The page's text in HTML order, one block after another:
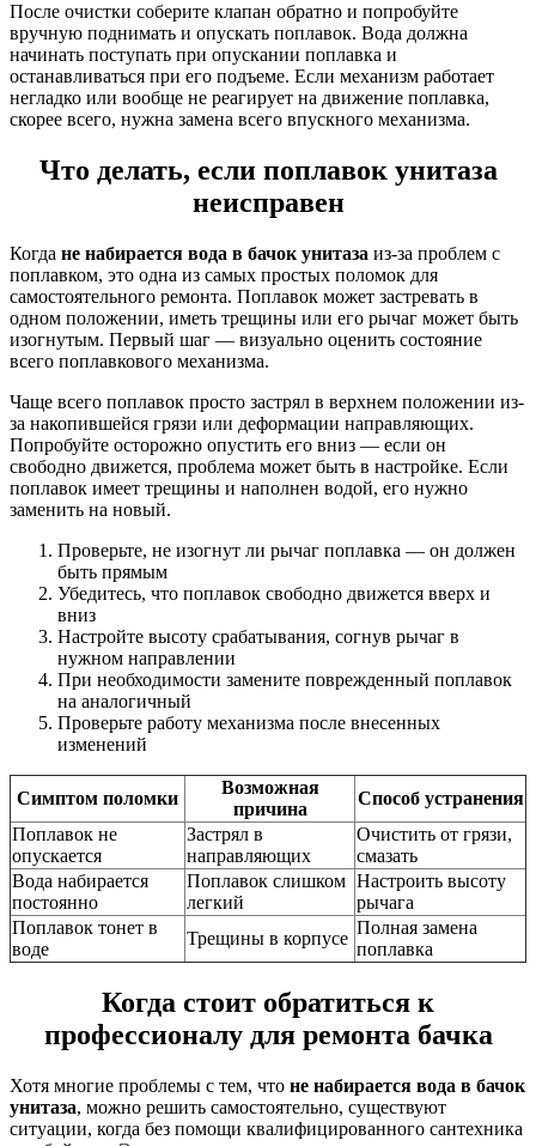
После очистки соберите клапан обратно и попробуйте
вручную поднимать и опускать поплавок. Вода должна
начинать поступать при опускании поплавка и
останавливаться при его подъеме. Если механизм работает
негладко или вообще не реагирует на движение поплавка,
скорее всего, нужна замена всего впускного механизма.
Что делать, если поплавок унитаза
неисправен
Когда не набирается вода в бачок унитаза из-за проблем с
поплавком, это одна из самых простых поломок для
самостоятельного ремонта. Поплавок может застревать в
одном положении, иметь трещины или его рычаг может быть
изогнутым. Первый шаг — визуально оценить состояние
всего поплавкового механизма.
Чаще всего поплавок просто застрял в верхнем положении из-
за накопившейся грязи или деформации направляющих.
Попробуйте осторожно опустить его вниз — если он
свободно движется, проблема может быть в настройке. Если
поплавок имеет трещины и наполнен водой, его нужно
заменить на новый.
Проверьте, не изогнут ли рычаг поплавка — он должен
быть прямым
Убедитесь, что поплавок свободно движется вверх и
вниз
Настройте высоту срабатывания, согнув рычаг в
нужном направлении
При необходимости замените поврежденный поплавок
на аналогичный
Проверьте работу механизма после внесенных
изменений
Симптом поломки
Возможная
причина
Способ устранения
Поплавок не
опускается
Застрял в
направляющих
Очистить от грязи,
смазать
Вода набирается
постоянно
Поплавок слишком
легкий
Настроить высоту
рычага
Поплавок тонет в
воде
Трещины в корпусе
Полная замена
поплавка
Когда стоит обратиться к
профессионалу для ремонта бачка
Хотя многие проблемы с тем, что не набирается вода в бачок
унитаза, можно решить самостоятельно, существуют
ситуации, когда без помощи квалифицированного сантехника